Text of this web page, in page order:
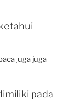
juga juga
pada